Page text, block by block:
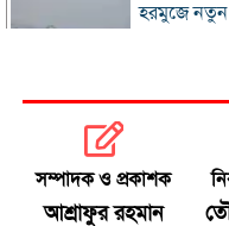
হরমুজে নতুন
ভুল স্বীকার
স্বর্ণের ভরি
সম্পাদক ও প্রকাশক
আশ্রাফুর রহমান